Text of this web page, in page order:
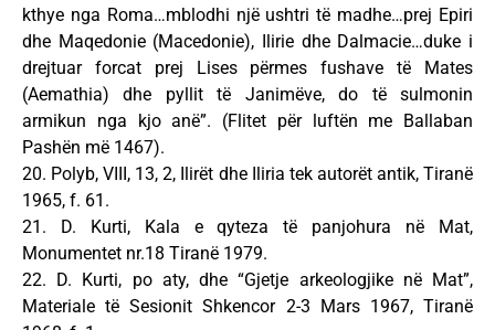
kthye nga Roma…mblodhi një ushtri të madhe…prej Epiri
dhe Maqedonie (Macedonie), Ilirie dhe Dalmacie…duke i
drejtuar forcat prej Lises përmes fushave të Mates
(Aemathia) dhe pyllit të Janimëve, do të sulmonin
armikun nga kjo anë”. (Flitet për luftën me Ballaban
Pashën më 1467).
20. Polyb, VIII, 13, 2, Ilirët dhe Iliria tek autorët antik, Tiranë
1965, f. 61.
21. D. Kurti, Kala e qyteza të panjohura në Mat,
Monumentet nr.18 Tiranë 1979.
22. D. Kurti, po aty, dhe “Gjetje arkeologjike në Mat”,
Materiale të Sesionit Shkencor 2-3 Mars 1967, Tiranë